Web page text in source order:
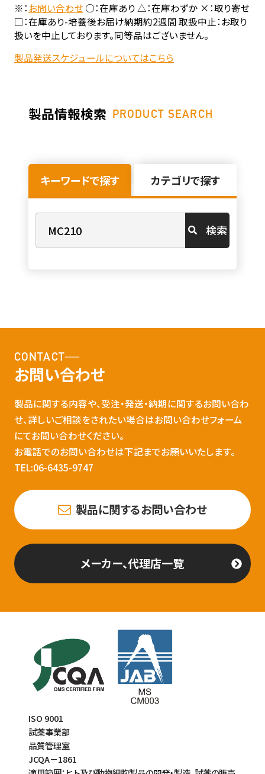
※：お問い合わせ○：在庫あり △：在庫わずか ×：取り寄せ
□：在庫あり-培養後お届け納期約2週間 取扱中止：お取り
扱いを中止しております。同等品はございません。
製品発送スケジュールについてはこちら
製品情報検索 PRODUCT SEARCH
キーワードで探す カテゴリで探す
検索
CONTACT
お問い合わせ
製品に関する内容や、受注・発送・納期に関するお問い合わ
せ、詳しいご相談をされたい場合はお問い合わせフォーム
にてお問い合わせください。
お電話でのお問い合わせは下記までお願いいたします。
TEL:06-6435-9747
製品に関するお問い合わせ
メーカー、代理店一覧
ISO 9001
試薬事業部
品質管理室
JCQA－1861